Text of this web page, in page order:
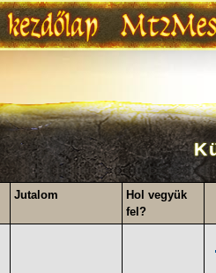
Jutalom
Hol vegyük
fel?